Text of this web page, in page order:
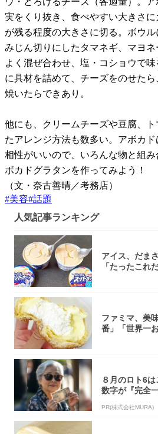
実をくり抜き、食べやすい大きさ
が残る程度の大きさに切る。ボウル
みじん切りにしたタマネギ、マヨ
よく混ぜ合わせ、塩・コショウで
に具材を詰めて、チーズをのせた
焼いたらできあり。
他にも、クリームチーズや豆腐、ト
たアレンジ方法も数多い。アボカ
相性がいいので、いろんな物と組
ボカドグラタンを作ってみよう！
（文・奈古善晴／考務店）
#美容#話題
人気記事ランキング
アイス、だま
「たったこれ
ファミマ、美
番」「世界一
８月のロト6
数字が『完全
PR(株式会社MURA)